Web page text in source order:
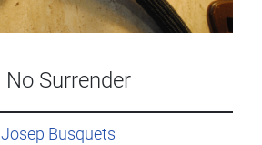
No Surrender
Josep Busquets